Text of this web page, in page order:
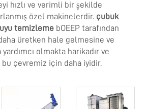
hızlı ve verimli bir şekilde
özel makinelerdir. çubuk
temizleme bOEEP tarafından
üretken hale gelmesine ve
yardımcı olmakta harikadır ve
çevremiz için daha iyidir.